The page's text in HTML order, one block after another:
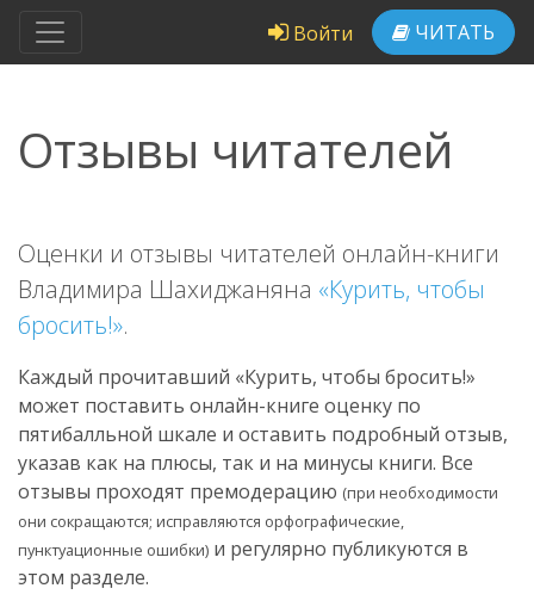
Войти ЧИТАТЬ
Отзывы читателей
Оценки и отзывы читателей онлайн-книги
Владимира Шахиджаняна «Курить, чтобы
бросить!».
Каждый прочитавший «Курить, чтобы бросить!»
может поставить онлайн-книге оценку по
пятибалльной шкале и оставить подробный отзыв,
указав как на плюсы, так и на минусы книги. Все
отзывы проходят премодерацию (при необходимости
они сокращаются; исправляются орфографические,
пунктуационные ошибки) и регулярно публикуются в
этом разделе.